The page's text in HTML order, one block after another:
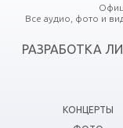
Все аудио, фото и
РАЗРАБОТКА
КОНЦЕРТЫ